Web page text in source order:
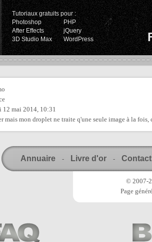
Tutoriaux gratuits pour :
Photoshop
PHP
After Effects
jQuery
3D Studio Max
WordPress
12 mai 2014, 10:31
mais mon droplet ne traite q'une seule image à la
Annuaire - Livre d'or - Contact
© 2007-
Page